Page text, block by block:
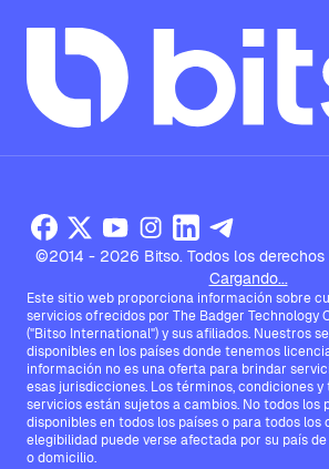
©2014 - 2026 Bitso. Todos los derechos
Cargando...
Este sitio web proporciona información sobre
servicios ofrecidos por The Badger Technology
("Bitso International") y sus afiliados. Nuestros
disponibles en los países donde tenemos
información no es una oferta para brindar
esas jurisdicciones. Los términos, condiciones
servicios están sujetos a cambios. No todos los
disponibles en todos los países o para todos los
elegibilidad puede verse afectada por su país
o domicilio.